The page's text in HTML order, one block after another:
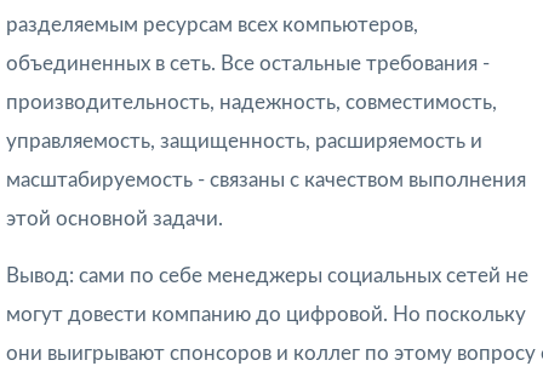
разделяемым ресурсам всех компьютеров,
объединенных в сеть. Все остальные требования -
производительность, надежность, совместимость,
управ­ляемость, защищенность, расширяемость и
масштабируемость - связаны с каче­ством выполнения
этой основной задачи.
Вывод: сами по себе менеджеры социальных сетей не
могут довести компанию до цифровой. Но поскольку
они выигрывают спонсоров и коллег по этому вопросу